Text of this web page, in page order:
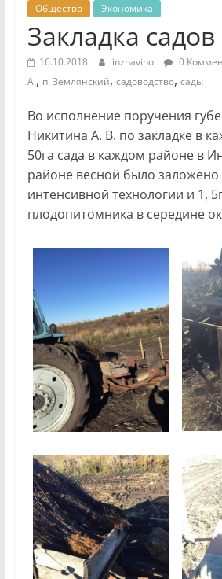
Общество Экономика
Закладка садов
16.10.2018 inzhavino 0
А., п. Землянский, садоводство, сады
Во исполнение поручения
Никитина А. В. по закладке в
50га сада в каждом районе в
районе весной было заложено
интенсивной технологии и 1,
плодопитомника в середине